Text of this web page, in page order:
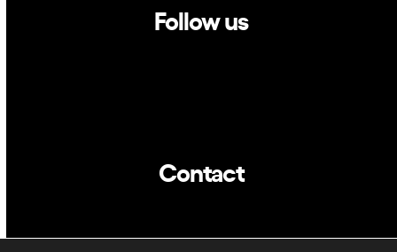
Follow us
Contact